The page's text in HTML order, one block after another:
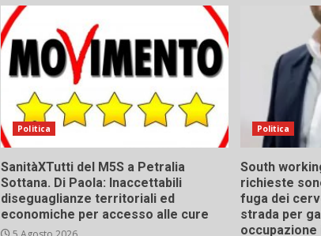
Politica
SanitàXTutti del M5S a Petralia
Sottana. Di Paola: Inaccettabili
diseguaglianze territoriali ed
economiche per accesso alle cure
Politica
South
richieste
fuga dei
strada per
occupazione